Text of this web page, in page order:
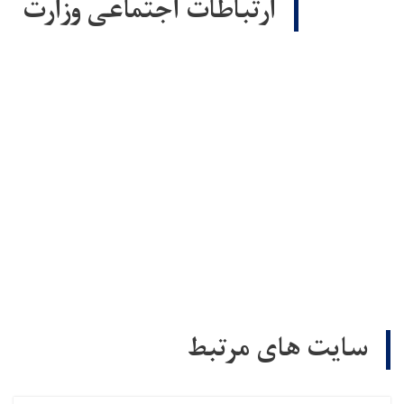
ارتباطات اجتماعی وزارت
سایت های مرتبط